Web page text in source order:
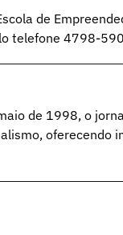
de
telefone 4798-
de 1998, o
oferecendo